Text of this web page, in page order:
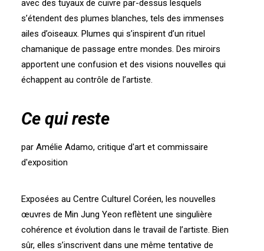
avec des tuyaux de cuivre par-dessus lesquels
s’étendent des plumes blanches, tels des immenses
ailes d’oiseaux. Plumes qui s’inspirent d’un rituel
chamanique de passage entre mondes. Des miroirs
apportent une confusion et des visions nouvelles qui
échappent au contrôle de l’artiste.
Ce qui reste
par Amélie Adamo, critique d'art et commissaire
d'exposition
Exposées au Centre Culturel Coréen, les nouvelles
œuvres de Min Jung Yeon reflètent une singulière
cohérence et évolution dans le travail de l’artiste. Bien
sûr, elles s’inscrivent dans une même tentative de